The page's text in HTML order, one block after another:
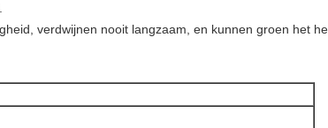
verdwijnen nooit langzaam, en kunnen groen het